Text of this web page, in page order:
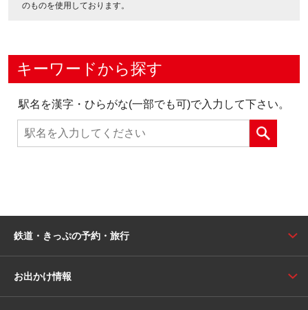
のものを使用しております。
キーワードから探す
駅名を漢字・ひらがな(一部でも可)で入力して下さい。
鉄道・きっぷの予約・旅行
お出かけ情報